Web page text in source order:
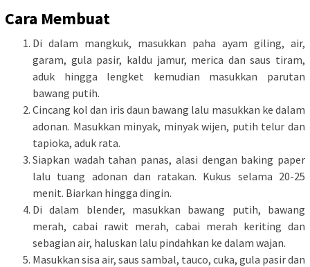
Cara Membuat
Di dalam mangkuk, masukkan paha ayam giling, air,
garam, gula pasir, kaldu jamur, merica dan saus tiram,
aduk hingga lengket kemudian masukkan parutan
bawang putih.
Cincang kol dan iris daun bawang lalu masukkan ke dalam
adonan. Masukkan minyak, minyak wijen, putih telur dan
tapioka, aduk rata.
Siapkan wadah tahan panas, alasi dengan baking paper
lalu tuang adonan dan ratakan. Kukus selama 20-25
menit. Biarkan hingga dingin.
Di dalam blender, masukkan bawang putih, bawang
merah, cabai rawit merah, cabai merah keriting dan
sebagian air, haluskan lalu pindahkan ke dalam wajan.
Masukkan sisa air, saus sambal, tauco, cuka, gula pasir dan